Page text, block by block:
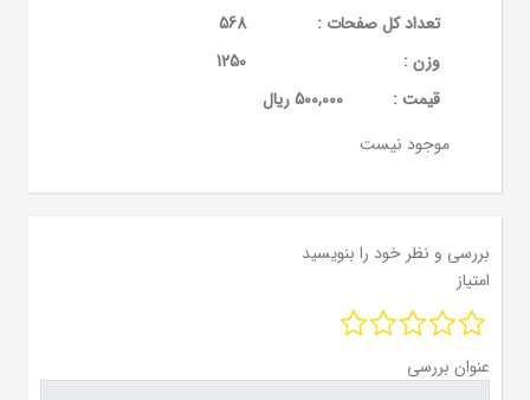
تعداد کل صفحات :
568
وزن :
1250
قيمت :
500,000 ریال
موجود نیست
بررسی و نظر خود را بنویسید
امتیاز
عنوان بررسی